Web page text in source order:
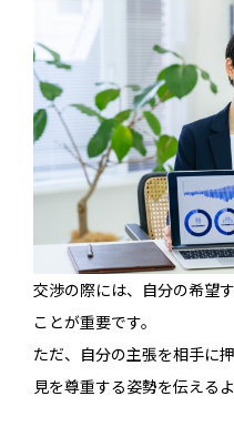
交渉の際には、自分の希望
ことが重要です。
ただ、自分の主張を相手に
見を尊重する姿勢を伝える